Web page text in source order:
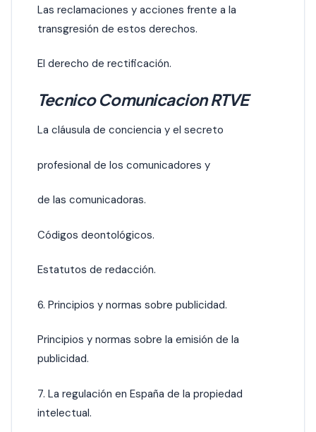
Las reclamaciones y acciones frente a la
transgresión de estos derechos.
El derecho de rectificación.
Tecnico Comunicacion RTVE
La cláusula de conciencia y el secreto
profesional de los comunicadores y
de las comunicadoras.
Códigos deontológicos.
Estatutos de redacción.
6. Principios y normas sobre publicidad.
Principios y normas sobre la emisión de la
publicidad.
7. La regulación en España de la propiedad
intelectual.